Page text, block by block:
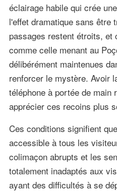
éclairage habile qui crée
l'effet dramatique sans être
passages restent étroits, et
comme celle menant au
délibérément maintenues
renforcer le mystère. Avoir
téléphone à portée de main
apprécier ces recoins plus
Ces conditions signifient
accessible à tous les
colimaçon abrupts et les
totalement inadaptés aux
ayant des difficultés à se